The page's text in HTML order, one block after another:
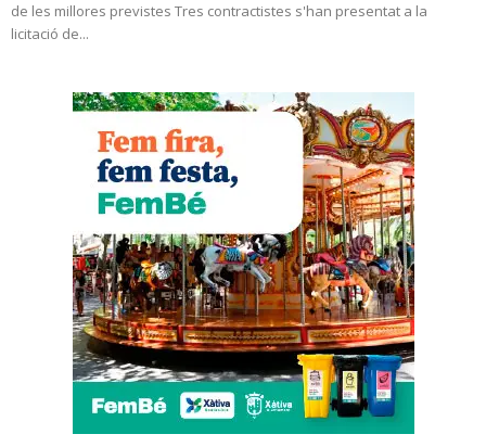
de les millores previstes Tres contractistes s'han presentat a la
licitació de...